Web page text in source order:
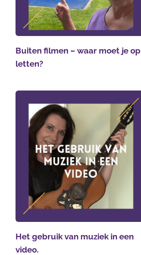
Buiten filmen – waar moet je op
letten?
Het gebruik van muziek in een
video.